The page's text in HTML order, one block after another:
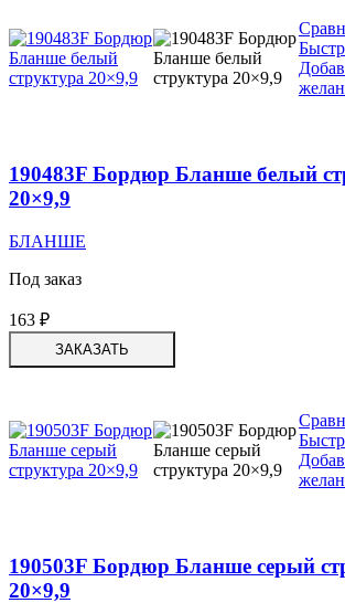
190483F Бордюр Бланше белый
20×9,9
БЛАНШЕ
Под заказ
163 ₽
ЗАКАЗАТЬ
190503F Бордюр Бланше серый
20×9,9